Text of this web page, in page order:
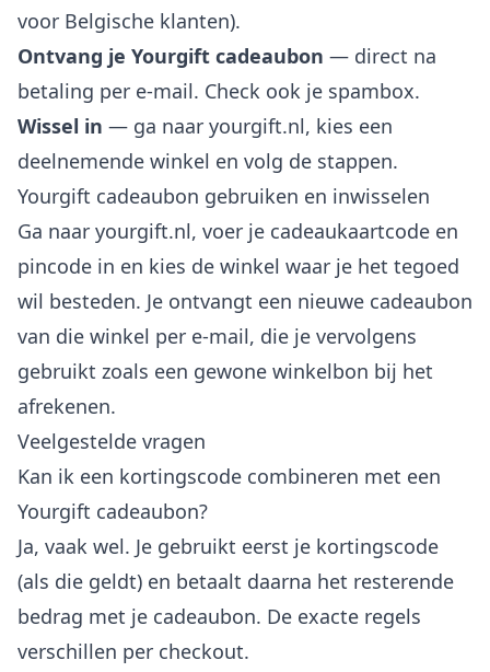
voor Belgische klanten).
Ontvang je Yourgift cadeaubon — direct na
betaling per e-mail. Check ook je spambox.
Wissel in — ga naar yourgift.nl, kies een
deelnemende winkel en volg de stappen.
Yourgift cadeaubon gebruiken en inwisselen
Ga naar yourgift.nl, voer je cadeaukaartcode en
pincode in en kies de winkel waar je het tegoed
wil besteden. Je ontvangt een nieuwe cadeaubon
van die winkel per e-mail, die je vervolgens
gebruikt zoals een gewone winkelbon bij het
afrekenen.
Veelgestelde vragen
Kan ik een kortingscode combineren met een
Yourgift cadeaubon?
Ja, vaak wel. Je gebruikt eerst je kortingscode
(als die geldt) en betaalt daarna het resterende
bedrag met je cadeaubon. De exacte regels
verschillen per checkout.